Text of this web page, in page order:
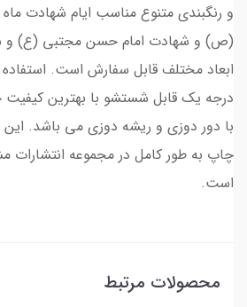
و رنگبندی متنوع مناسب ایام شهادت
(ص) و شهادت امام حسن مجتبی (ع) و
ابعاد مختلف قابل سفارش است.
درجه یک قابل شستشو با بهترین کیفیت
با دور دوزی و ریشه دوزی می باشد.
چاپ به طور کامل در مجموعه انتشارات
است.
محصولات مرتبط